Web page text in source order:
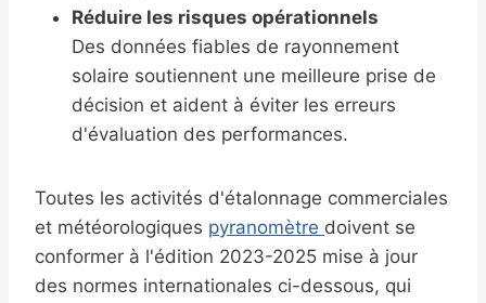
Réduire les risques opérationnels
Des données fiables de rayonnement
solaire soutiennent une meilleure prise de
décision et aident à éviter les erreurs
d'évaluation des performances.
Toutes les activités d'étalonnage commerciales
et météorologiques pyranomètre doivent se
conformer à l'édition 2023-2025 mise à jour
des normes internationales ci-dessous, qui